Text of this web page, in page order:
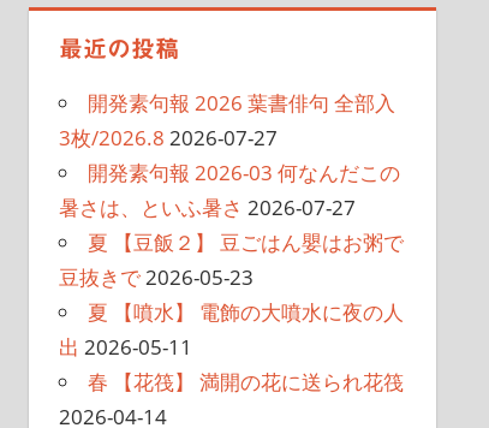
最近の投稿
開発素句報 2026 葉書俳句 全部入
3枚/2026.8 2026-07-27
開発素句報 2026-03 何なんだこの
暑さは、といふ暑さ 2026-07-27
夏 【豆飯２】 豆ごはん嬰はお粥で
豆抜きで2026-05-23
夏 【噴水】 電飾の大噴水に夜の人
出 2026-05-11
春 【花筏】 満開の花に送られ花筏
2026-04-14